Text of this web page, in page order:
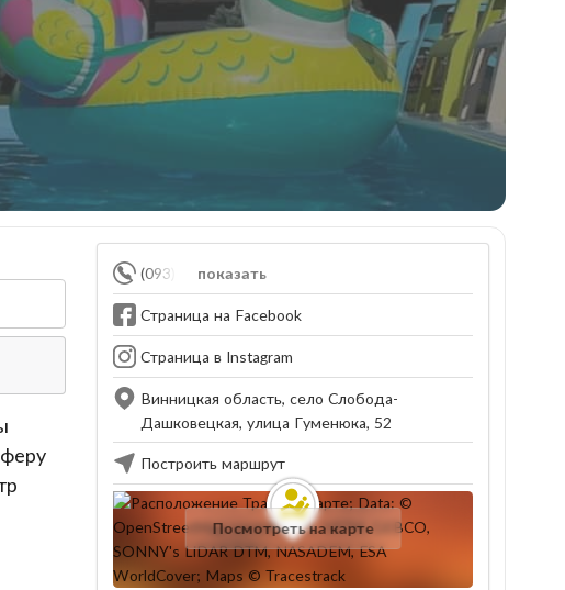
показать
(093) 585-75-32
Страница на Facebook
Страница в Instagram
Винницкая область, село Слобода-
Дашковецкая, улица Гуменюка, 52
Построить маршрут
Посмотреть на карте